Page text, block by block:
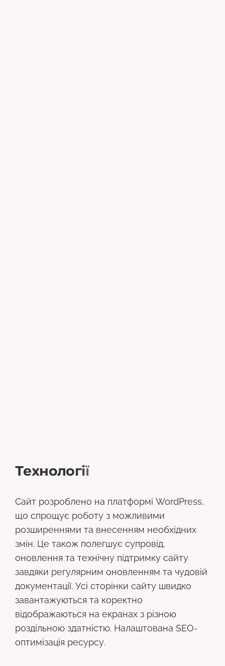
Технології
Сайт розроблено на платформі WordPress,
що спрощує роботу з можливими
розширеннями та внесенням необхідних
змін. Це також полегшує супровід,
оновлення та технічну підтримку сайту
завдяки регулярним оновленням та чудовій
документації. Усі сторінки сайту швидко
завантажуються та коректно
відображаються на екранах з різною
роздільною здатністю. Налаштована SEO-
оптимізація ресурсу.